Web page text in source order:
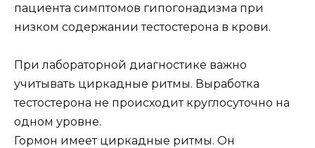
пациента симптомов гипогонадизма при
низком содержании тестостерона в крови.
При лабораторной диагностике важно
учитывать циркадные ритмы. Выработка
тестостерона не происходит круглосуточно на
одном уровне.
Гормон имеет циркадные ритмы. Он